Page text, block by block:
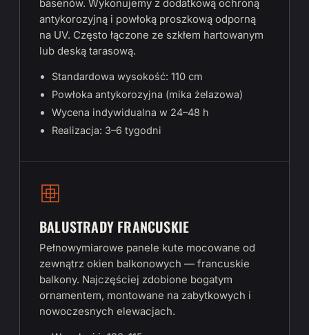
basenów. Wykonujemy z dodatkową ochroną
antykorozyjną i powłoką proszkową odporną
na UV. Często łączone ze szkłem hartowanym
lub deską tarasową.
Standardowa wysokość: 110 cm
Powłoka antykorozyjna (mika żelazowa)
Wycena indywidualna w 24–48 h
Realizacja: 3–6 tygodni
BALUSTRADY FRANCUSKIE
Pełnowymiarowe panele kute mocowane od
zewnątrz okien balkonowych — francuskie
balkony. Najczęściej zdobione bogatym
ornamentem, montowane na zabytkowych i
nowoczesnych elewacjach.